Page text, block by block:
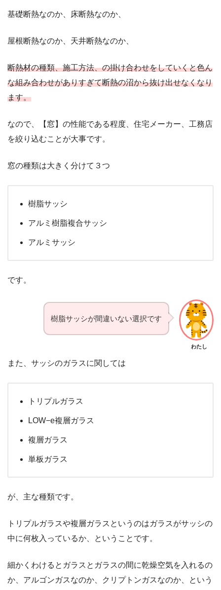
基礎断熱なのか、床断熱なのか、
屋根断熱なのか、天井断熱なのか、
断熱材の種類、施工方法、の掛け合わせをしていくと色ん
な組み合わせがありすぎて断熱の沼から抜け出せなくなり
ます。
なので、【窓】の性能である程度、住宅メーカー、工務店
を絞り込むことが大事です。
窓の種類は大きく分けて３つ
樹脂サッシ
アルミ樹脂複合サッシ
アルミサッシ
です。
わたし
樹脂サッシが間違いない選択です
また、サッシのガラスに関しては
トリプルガラス
LOW−e複層ガラス
複層ガラス
単板ガラス
が、主な種類です。
トリプルガラスや複層ガラスというのはガラスがサッシの
中に何枚入っているか、ということです。
細かくわけるとガラスとガラスの間に乾燥空気を入れるの
か、アルゴンガスなのか、クリプトンガスなのか、という